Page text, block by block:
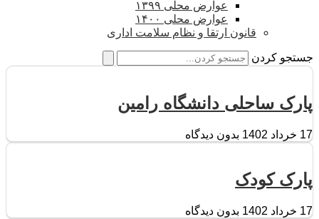
عوارض محلی ۱۳۹۹
عوارض محلی ۱۴۰۰
قانون ارتقا و نظام سلامت اداری
جستجو کردن
پارک ساحلی دانشگاه رامین
17 خرداد 1402 بدون دیدگاه
پارک کودک
17 خرداد 1402 بدون دیدگاه